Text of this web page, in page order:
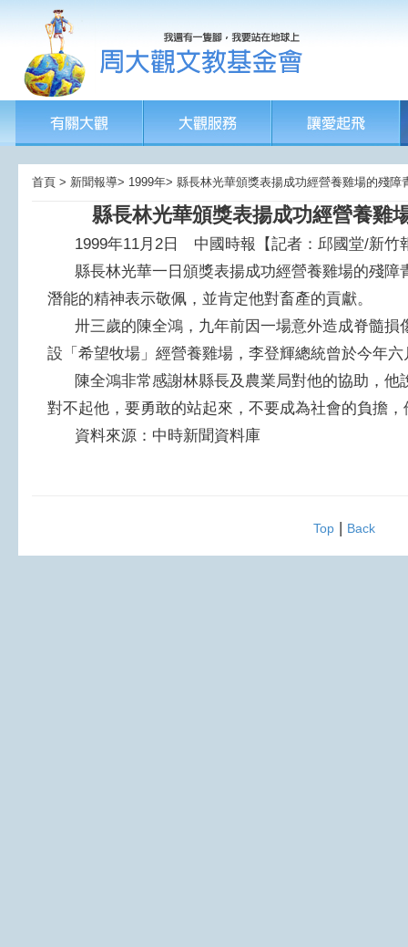
首頁 > 新聞報導> 1999年> 縣長林光華頒獎表揚成功經營養雞場的殘障
縣長林光華頒獎表揚成功經營養雞
1999年11月2日 中國時報【記者：邱國堂/新竹
縣長林光華一日頒獎表揚成功經營養雞場的殘障
潛能的精神表示敬佩，並肯定他對畜產的貢獻。
卅三歲的陳全鴻，九年前因一場意外造成脊髓損
設「希望牧場」經營養雞場，李登輝總統曾於今年
陳全鴻非常感謝林縣長及農業局對他的協助，他
對不起他，要勇敢的站起來，不要成為社會的負擔
資料來源：中時新聞資料庫
Top| Back